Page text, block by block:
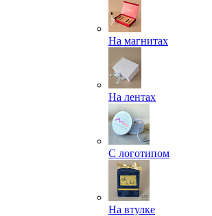
На магнитах
На лентах
С логотипом
На втулке